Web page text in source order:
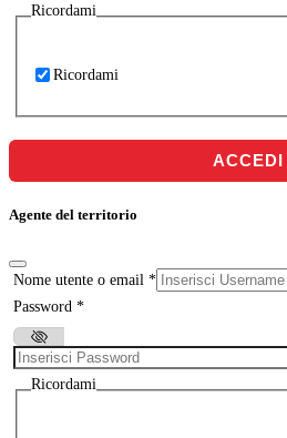
Ricordami
Ricordami
ACCEDI
Agente del territorio
Nome utente o email *
Password *
Ricordami